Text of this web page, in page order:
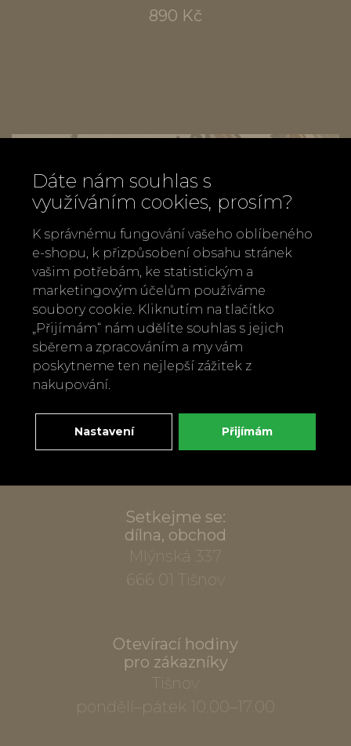
890 Kč
+420 737 886 915
Napište nám
info@bylobylibo.cz
Setkejme se:
dílna, obchod
Mlýnská 337
666 01 Tišnov
Otevírací hodiny
pro zákazníky
Tišnov
pondělí–pátek 10.00–17.00
Dáte nám souhlas s
využíváním cookies, prosím?
K správnému fungování vašeho oblíbeného
e-shopu, k přizpůsobení obsahu stránek
vašim potřebám, ke statistickým a
marketingovým účelům používáme
soubory cookie. Kliknutím na tlačítko
„Přijímám“ nám udělíte souhlas s jejich
sběrem a zpracováním a my vám
poskytneme ten nejlepší zážitek z
nakupování.
Nastavení Přijímám